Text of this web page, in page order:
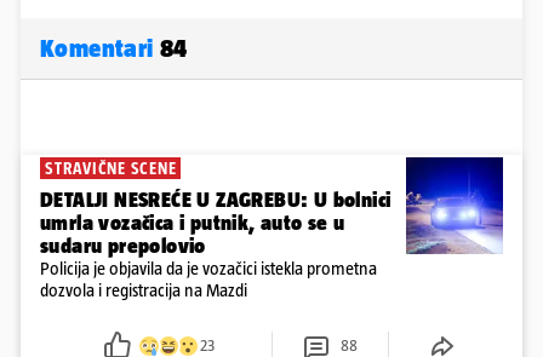
Komentari 84
STRAVIČNE SCENE
DETALJI NESREĆE U ZAGREBU: U bolnici
umrla vozačica i putnik, auto se u
sudaru prepolovio
Policija je objavila da je vozačici istekla prometna
dozvola i registracija na Mazdi
23 88